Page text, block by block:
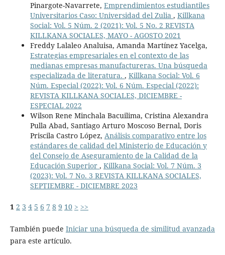
Pinargote-Navarrete, Emprendimientos estudiantiles
Universitarios Caso: Universidad del Zulia , Killkana
Social: Vol. 5 Núm. 2 (2021): Vol. 5 No. 2 REVISTA
KILLKANA SOCIALES, MAYO - AGOSTO 2021
Freddy Lalaleo Analuisa, Amanda Martínez Yacelga,
Estrategias empresariales en el contexto de las
medianas empresas manufactureras. Una búsqueda
especializada de literatura. , Killkana Social: Vol. 6
Núm. Especial (2022): Vol. 6 Núm. Especial (2022):
REVISTA KILLKANA SOCIALES, DICIEMBRE -
ESPECIAL 2022
Wilson Rene Minchala Bacuilima, Cristina Alexandra
Pulla Abad, Santiago Arturo Moscoso Bernal, Doris
Priscila Castro López, Análisis comparativo entre los
estándares de calidad del Ministerio de Educación y
del Consejo de Aseguramiento de la Calidad de la
Educación Superior , Killkana Social: Vol. 7 Núm. 3
(2023): Vol. 7 No. 3 REVISTA KILLKANA SOCIALES,
SEPTIEMBRE - DICIEMBRE 2023
1 2 3 4 5 6 7 8 9 10 > >>
También puede Iniciar una búsqueda de similitud avanzada
para este artículo.